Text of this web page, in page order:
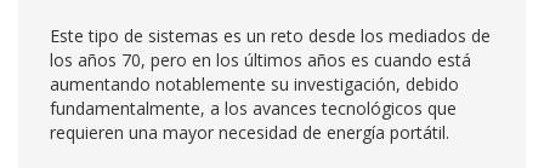
Este tipo de sistemas es un reto desde los mediados de
los años 70, pero en los últimos años es cuando está
aumentando notablemente su investigación, debido
fundamentalmente, a los avances tecnológicos que
requieren una mayor necesidad de energía portátil.